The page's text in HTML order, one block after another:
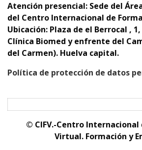
Atención presencial: Sede del
del Centro Internacional de
Ubicación: Plaza de el Berrocal ,
Clínica Biomed y enfrente del
del Carmen). Huelva capital.
Política de protección de datos
© CIFV.-Centro Internacional
Virtual. Formación y